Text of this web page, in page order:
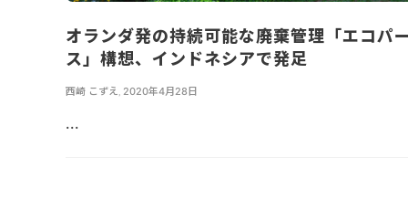
オランダ発の持続可能な廃棄管理「エコパ
ス」構想、インドネシアで発足
西崎 こずえ 2020年4月28日
...